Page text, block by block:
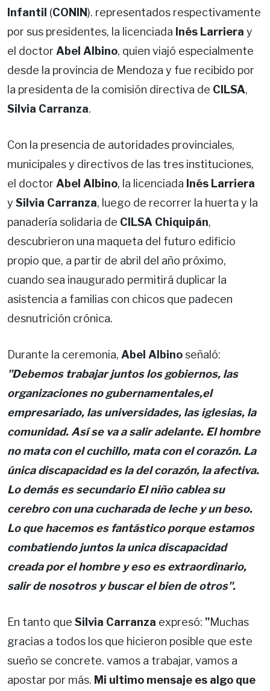
Infantil (CONIN). representados respectivamente
por sus presidentes, la licenciada Inés Larriera y
el doctor Abel Albino, quien viajó especialmente
desde la provincia de Mendoza y fue recibido por
la presidenta de la comisión directiva de CILSA,
Silvia Carranza.
Con la presencia de autoridades provinciales,
municipales y directivos de las tres instituciones,
el doctor Abel Albino, la licenciada Inés Larriera
y Silvia Carranza, luego de recorrer la huerta y la
panadería solidaria de CILSA Chiquipán,
descubrieron una maqueta del futuro edificio
propio que, a partir de abril del año próximo,
cuando sea inaugurado permitirá duplicar la
asistencia a familias con chicos que padecen
desnutrición crónica.
Durante la ceremonia, Abel Albinoseñaló:
"Debemos trabajar juntos los gobiernos, las
organizaciones no gubernamentales,el
empresariado, las universidades, las iglesias, la
comunidad. Así se va a salir adelante. El hombre
no mata con el cuchillo, mata con el corazón. La
única discapacidad es la del corazón, la afectiva.
Lo demás es secundario El niño cablea su
cerebro con una cucharada de leche y un beso.
Lo que hacemos es fantástico porque estamos
combatiendo juntos la unica discapacidad
creada por el hombre y eso es extraordinario,
salir de nosotros y buscar el bien de otros".
En tanto que Silvia Carranza expresó: "Muchas
gracias a todos los que hicieron posible que este
sueño se concrete. vamos a trabajar, vamos a
apostar por más. Mi ultimo mensaje es algo que